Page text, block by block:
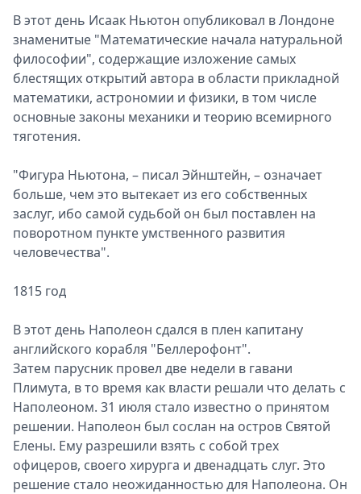
В этот день Исаак Ньютон опубликовал в Лондоне
знаменитые "Математические начала натуральной
философии", содержащие изложение самых
блестящих открытий автора в области прикладной
математики, астрономии и физики, в том числе
основные законы механики и теорию всемирного
тяготения.
"Фигура Ньютона, – писал Эйнштейн, – означает
больше, чем это вытекает из его собственных
заслуг, ибо самой судьбой он был поставлен на
поворотном пункте умственного развития
человечества".
1815 год
В этот день Наполеон сдался в плен капитану
английского корабля "Беллерофонт".
Затем парусник провел две недели в гавани
Плимута, в то время как власти решали что делать с
Наполеоном. 31 июля стало известно о принятом
решении. Наполеон был сослан на остров Святой
Елены. Ему разрешили взять с собой трех
офицеров, своего хирурга и двенадцать слуг. Это
решение стало неожиданностью для Наполеона. Он